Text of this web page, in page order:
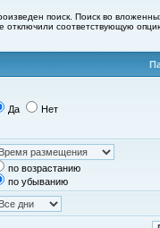
поиск. Поиск во
отключили соответствующую
Да Нет
по возрастанию
по убыванию